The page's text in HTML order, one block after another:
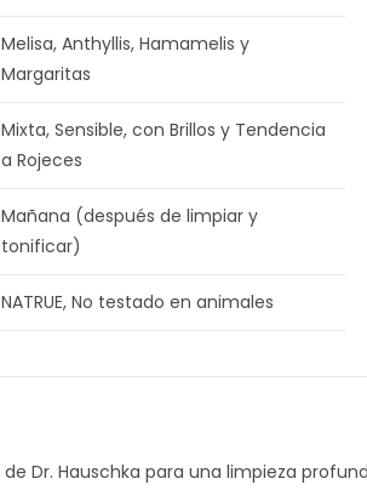
Melisa, Anthyllis, Hamamelis y
Margaritas
Mixta, Sensible, con Brillos y Tendencia
a Rojeces
Mañana (después de limpiar y
tonificar)
NATRUE, No testado en animales
de Dr. Hauschka para una limpieza